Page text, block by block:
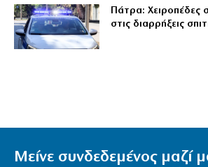
Πάτρα: Χειροπέδες
στις διαρρήξεις
Μείνε συνδεδεμένος μαζί